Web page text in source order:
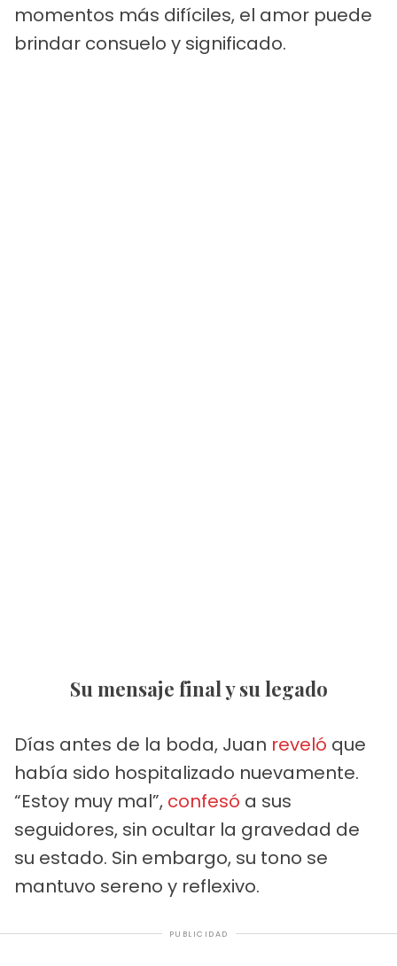
momentos más difíciles, el amor puede
brindar consuelo y significado.
Su mensaje final y su legado
Días antes de la boda, Juan reveló que
había sido hospitalizado nuevamente.
“Estoy muy mal”, confesó a sus
seguidores, sin ocultar la gravedad de
su estado. Sin embargo, su tono se
mantuvo sereno y reflexivo.
PUBLICIDAD